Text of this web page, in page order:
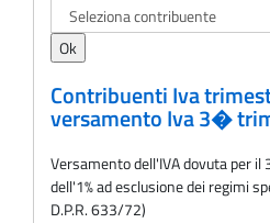
Contribuenti Iva
versamento Iva 3�
Versamento dell'IVA dovuta per
dell'1% ad esclusione dei regimi
D.P.R. 633/72)